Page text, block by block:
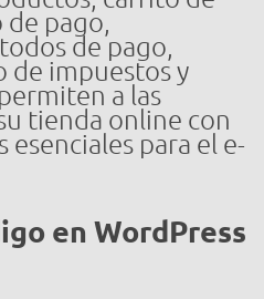
de pago,
de pago,
de impuestos y
a las
tienda online con
esenciales para el e-
en WordPress